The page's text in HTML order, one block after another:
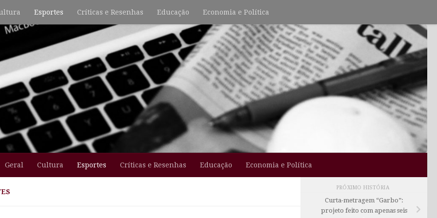
Esportes Críticas e Resenhas Educação Economia e Política
Geral Cultura Esportes Críticas e Resenhas Educação Economia e Política
PRÓXIMO HISTÓRIA
Curta-metragem “Garbo”:
projeto feito com apenas seis